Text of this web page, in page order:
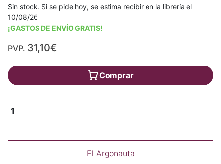
Sin stock. Si se pide hoy, se estima recibir en la librería el
10/08/26
¡GASTOS DE ENVÍO GRATIS!
PVP. 31,10€
Comprar
1
El Argonauta